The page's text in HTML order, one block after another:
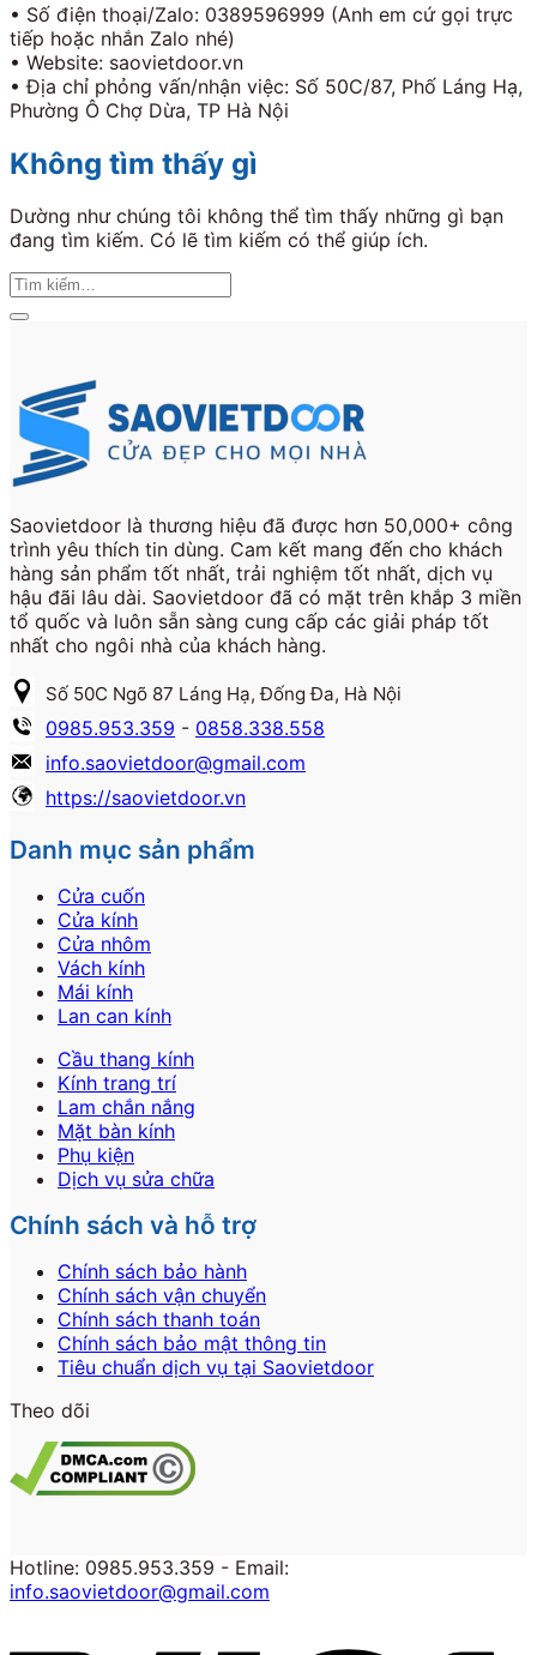
• Số điện thoại/Zalo: 0389596999 (Anh em cứ gọi trực
tiếp hoặc nhắn Zalo nhé)
• Website: saovietdoor.vn
• Địa chỉ phỏng vấn/nhận việc: Số 50C/87, Phố Láng Hạ,
Phường Ô Chợ Dừa, TP Hà Nội
Không tìm thấy gì
Dường như chúng tôi không thể tìm thấy những gì bạn
đang tìm kiếm. Có lẽ tìm kiếm có thể giúp ích.
Saovietdoor là thương hiệu đã được hơn 50,000+ công
trình yêu thích tin dùng. Cam kết mang đến cho khách
hàng sản phẩm tốt nhất, trải nghiệm tốt nhất, dịch vụ
hậu đãi lâu dài. Saovietdoor đã có mặt trên khắp 3 miền
tổ quốc và luôn sẵn sàng cung cấp các giải pháp tốt
nhất cho ngôi nhà của khách hàng.
Số 50C Ngõ 87 Láng Hạ, Đống Đa, Hà Nội
0985.953.359 - 0858.338.558
info.saovietdoor@gmail.com
https://saovietdoor.vn
Danh mục sản phẩm
Cửa cuốn
Cửa kính
Cửa nhôm
Vách kính
Mái kính
Lan can kính
Cầu thang kính
Kính trang trí
Lam chắn nắng
Mặt bàn kính
Phụ kiện
Dịch vụ sửa chữa
Chính sách và hỗ trợ
Chính sách bảo hành
Chính sách vận chuyển
Chính sách thanh toán
Chính sách bảo mật thông tin
Tiêu chuẩn dịch vụ tại Saovietdoor
Theo dõi
Hotline: 0985.953.359 - Email:
info.saovietdoor@gmail.com